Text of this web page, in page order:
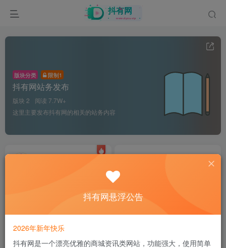
版块分类 限制1
抖有网站务发布
版块 2
阅读 7.7W+
这里主要发布抖有网的相关的站务内容
抖有网交流圈 信息发布规则
2
抖有网悬浮公告
2026年新年快乐
抖有网是一个漂亮优雅的商城资讯类网站，功能强大，使用简单